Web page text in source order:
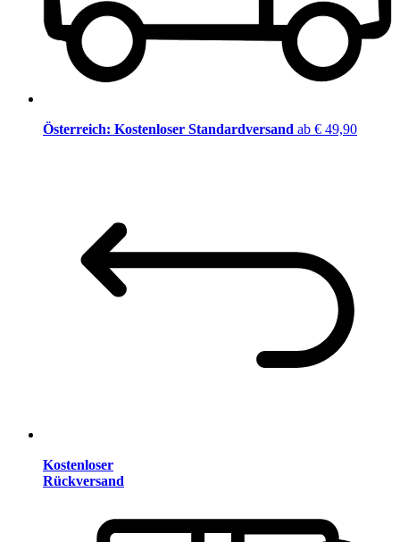
Österreich: Kostenloser Standardversand ab € 49,90
Kostenloser
Rückversand